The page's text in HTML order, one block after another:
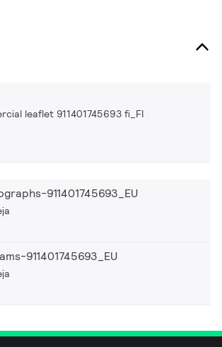
leaflet 911401745693 fi_FI
911401745693_EU
911401745693_EU